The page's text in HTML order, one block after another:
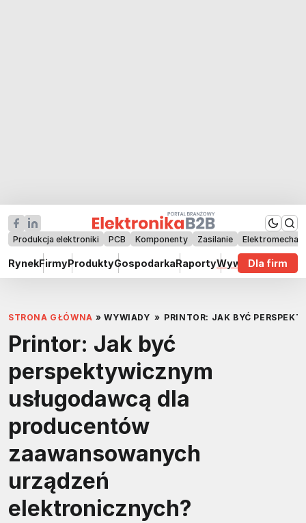
Produkcja elektroniki PCB Komponenty Zasilanie
RynekFirmyProduktyGospodarkaRaportyWywiadyDla firm
STRONA GŁÓWNA » WYWIADY » PRINTOR: JAK BYĆ
Printor: Jak być
perspektywicznym
usługodawcą dla
producentów
zaawansowanych
urządzeń
elektronicznych?